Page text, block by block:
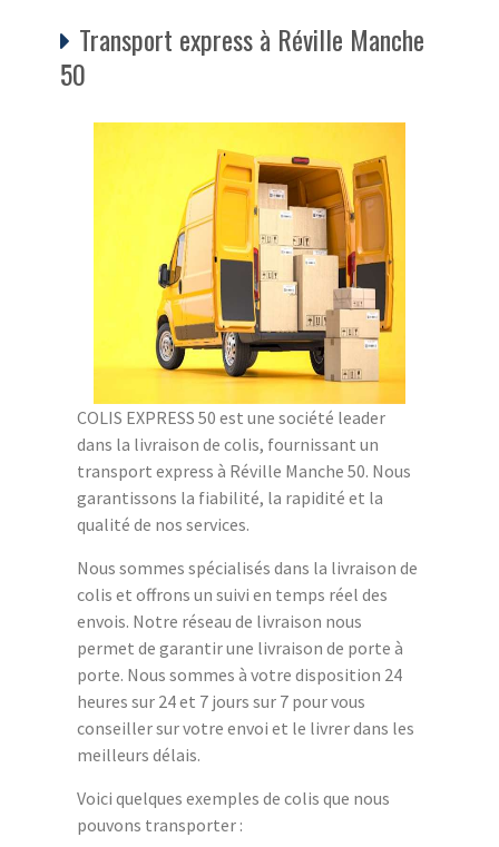
Transport express à Réville Manche
50
COLIS EXPRESS 50 est une société leader
dans la livraison de colis, fournissant un
transport express à Réville Manche 50. Nous
garantissons la fiabilité, la rapidité et la
qualité de nos services.
Nous sommes spécialisés dans la livraison de
colis et offrons un suivi en temps réel des
envois. Notre réseau de livraison nous
permet de garantir une livraison de porte à
porte. Nous sommes à votre disposition 24
heures sur 24 et 7 jours sur 7 pour vous
conseiller sur votre envoi et le livrer dans les
meilleurs délais.
Voici quelques exemples de colis que nous
pouvons transporter :